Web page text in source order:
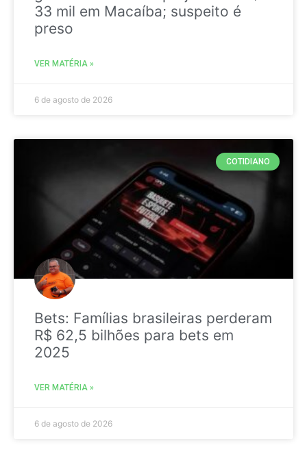
33 mil em Macaíba; suspeito é
preso
VER MATÉRIA »
6 de agosto de 2026
COTIDIANO
Bets: Famílias brasileiras perderam
R$ 62,5 bilhões para bets em
2025
VER MATÉRIA »
6 de agosto de 2026